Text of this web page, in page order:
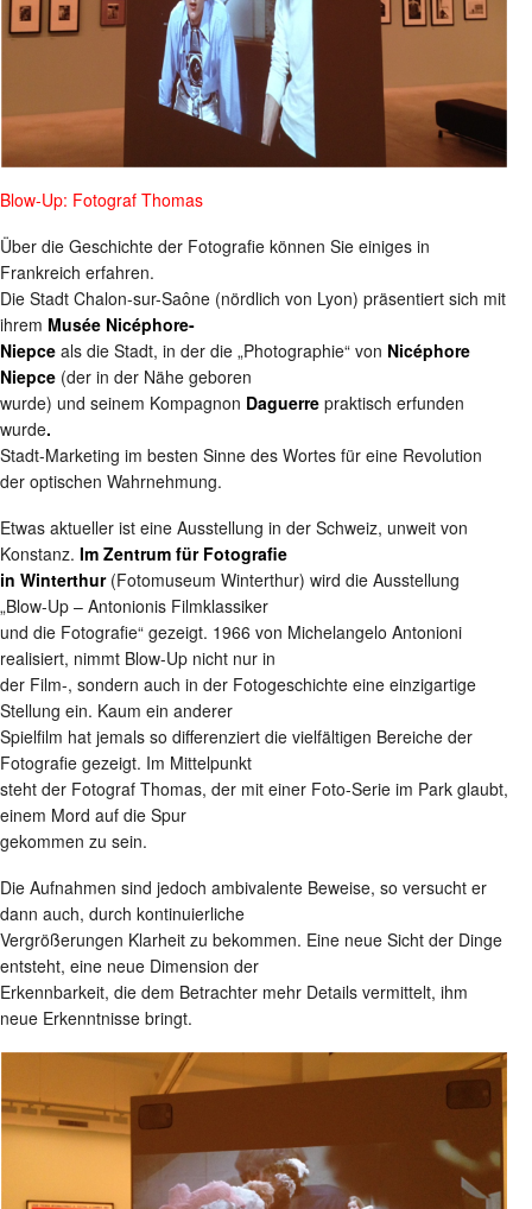
Blow-Up: Fotograf Thomas
Über die Geschichte der Fotografie können Sie einiges in
Frankreich erfahren.
Die Stadt Chalon-sur-Saône (nördlich von Lyon) präsentiert sich mit
ihrem Musée Nicéphore-
Niepce als die Stadt, in der die „Photographie“ von Nicéphore
Niepce (der in der Nähe geboren
wurde) und seinem Kompagnon Daguerre praktisch erfunden
wurde.
Stadt-Marketing im besten Sinne des Wortes für eine Revolution
der optischen Wahrnehmung.
Etwas aktueller ist eine Ausstellung in der Schweiz, unweit von
Konstanz. Im Zentrum für Fotografie
in Winterthur (Fotomuseum Winterthur) wird die Ausstellung
„Blow-Up – Antonionis Filmklassiker
und die Fotografie“ gezeigt. 1966 von Michelangelo Antonioni
realisiert, nimmt Blow-Up nicht nur in
der Film-, sondern auch in der Fotogeschichte eine einzigartige
Stellung ein. Kaum ein anderer
Spielfilm hat jemals so differenziert die vielfältigen Bereiche der
Fotografie gezeigt. Im Mittelpunkt
steht der Fotograf Thomas, der mit einer Foto-Serie im Park glaubt,
einem Mord auf die Spur
gekommen zu sein.
Die Aufnahmen sind jedoch ambivalente Beweise, so versucht er
dann auch, durch kontinuierliche
Vergrößerungen Klarheit zu bekommen. Eine neue Sicht der Dinge
entsteht, eine neue Dimension der
Erkennbarkeit, die dem Betrachter mehr Details vermittelt, ihm
neue Erkenntnisse bringt.